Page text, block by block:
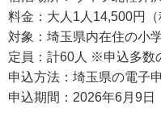
料金：大人1人14,500円
対象：埼玉県内在住の小
定員：計60人 ※申込多数
申込方法：埼玉県の電子
申込期間：2026年6月9